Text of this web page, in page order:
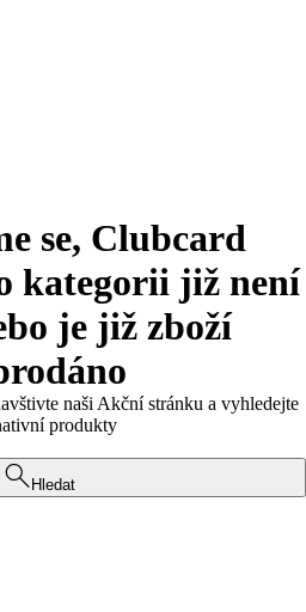
se, Clubcard
kategorii již není
je již zboží
naši Akční stránku a vyhledejte
produkty
Hledat